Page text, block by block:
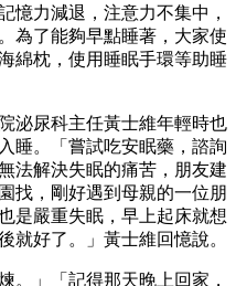
憶力減退，注意力不集中，
為了能夠早點睡著，大家使
綿枕，使用睡眠手環等助睡
泌尿科主任黃士維年輕時也
睡。「嘗試吃安眠藥，諮詢
法解決失眠的痛苦，朋友建
找，剛好遇到母親的一位朋
是嚴重失眠，早上起床就想
就好了。」黃士維回憶說。
。」「記得那天晚上回家，